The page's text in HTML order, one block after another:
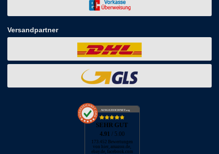
Versandpartner
AUSGEZEICHNET.org
SEHR GUT
4.91 / 5.00
173.452 Bewertungen
von hier, amazon.de,
ebay.de, facebook.com